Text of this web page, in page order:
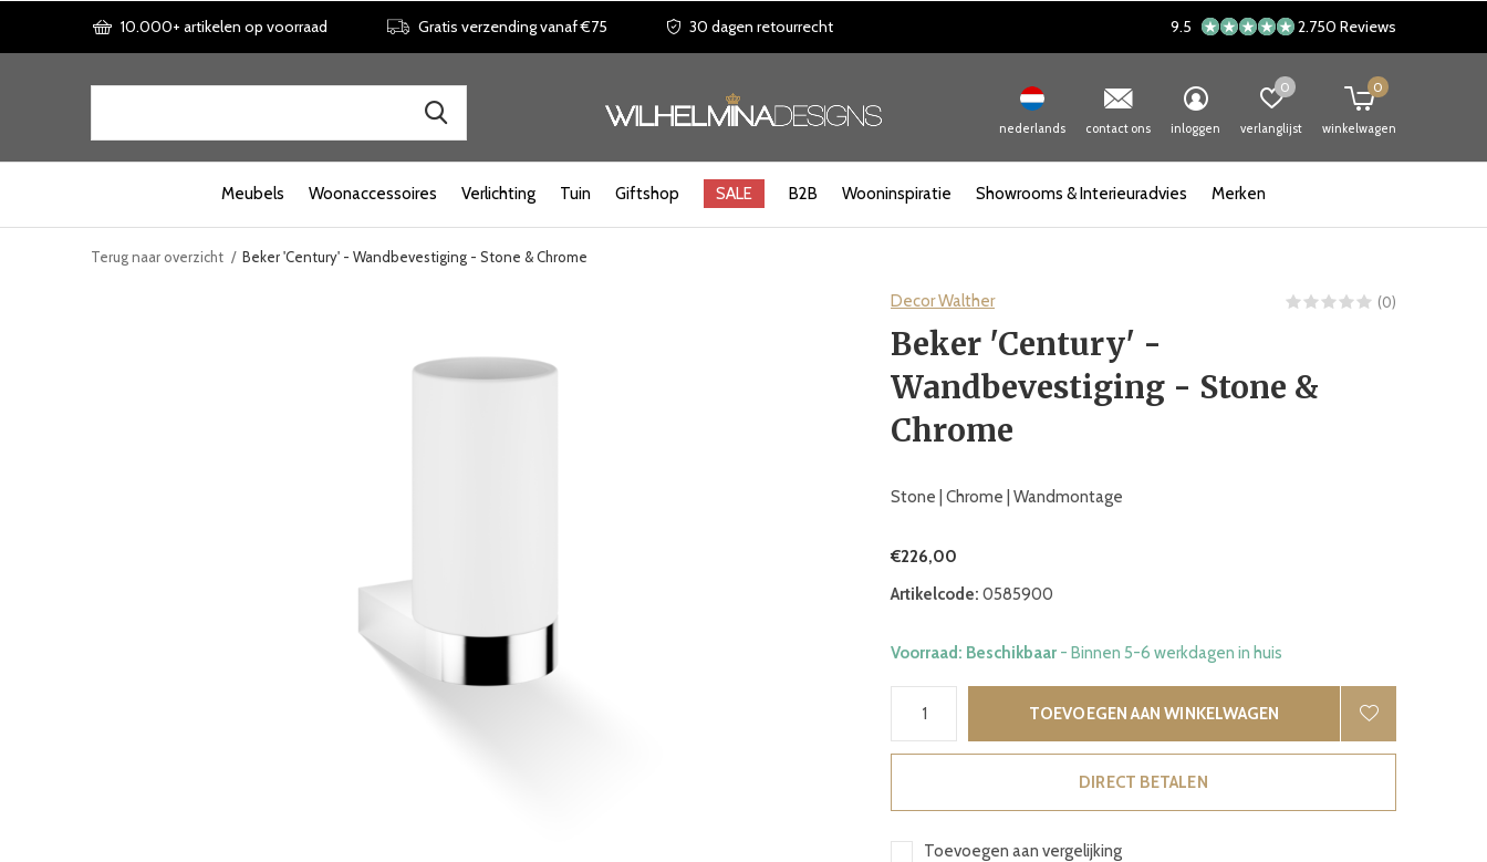
Meubels Woonaccessoires Verlichting Tuin Giftshop SALE B2B Wooninspiratie Showrooms & Interieuradvies Merken
nederlands contact ons inloggen verlanglijst
0
winkelwagen
0
10.000+ artikelen op voorraad Gratis verzending vanaf €75 30 dagen retourrecht 9.5 2.750 Reviews
Terug naar overzicht Beker 'Century' - Wandbevestiging - Stone & Chrome
Decor Walther (0)
Beker 'Century' -
Wandbevestiging - Stone &
Chrome
Stone | Chrome | Wandmontage
€226,00
Artikelcode: 0585900
Voorraad: Beschikbaar - Binnen 5-6 werkdagen in huis
TOEVOEGEN AAN WINKELWAGEN
DIRECT BETALEN
Toevoegen aan vergelijking